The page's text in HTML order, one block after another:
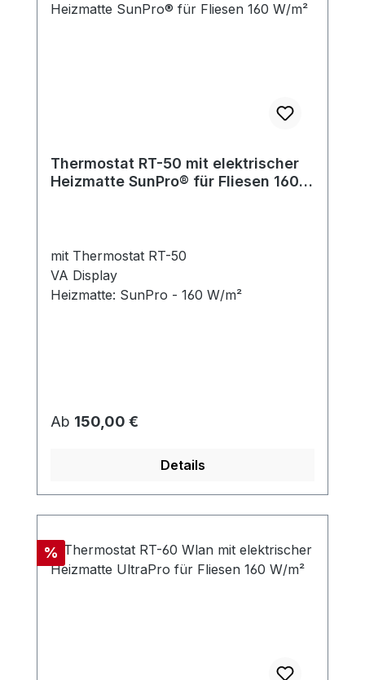
Thermostat RT-50 mit elektrischer
Heizmatte SunPro® für Fliesen 160
mit Thermostat RT-50
VA Display
Heizmatte: SunPro - 160 W/m²
Regulärer Preis:
Ab 150,00 €
Details
Rabatt
%